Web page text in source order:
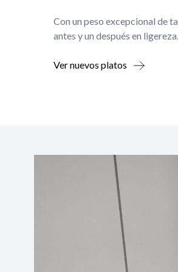
Con un peso excepcional de
antes y un después en ligereza.
Ver nuevos platos